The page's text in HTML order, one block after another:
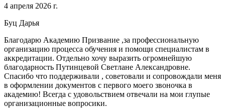
4 апреля 2026 г.
Буц Дарья
Благодарю Академию Призвание ,за профессиональную
организацию процесса обучения и помощи специалистам в
аккредитации. Отдельно хочу выразить огромнейшую
благодарность Путинцевой Светлане Александровне.
Спасибо что поддерживали , советовали и сопровождали меня
в оформлении документов с первого моего звоночка в
академию! Всегда с удовольствием отвечали на мои глупые
организационные вопросики.